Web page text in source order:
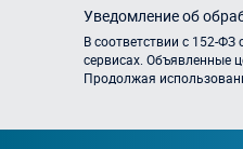
Уведомление об
В соответствии с 152-ФЗ
сервисах. Объявленные
Продолжая